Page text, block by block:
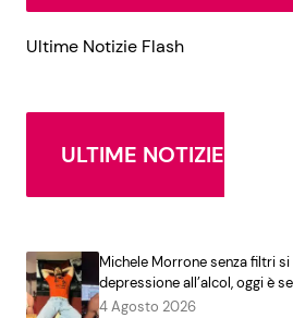
Ultime Notizie Flash
ULTIME NOTIZIE
Michele Morrone senza filtri
depressione all’alcol, oggi è
4 Agosto 2026